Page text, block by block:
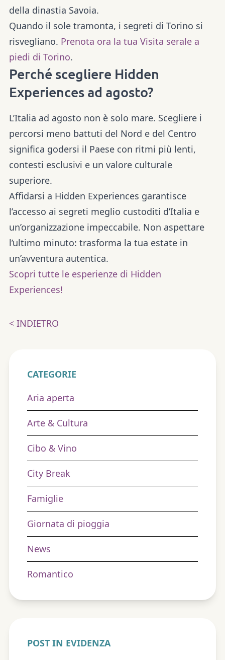
della dinastia Savoia.
Quando il sole tramonta, i segreti di Torino si
risvegliano. Prenota ora la tua Visita serale a
piedi di Torino.
Perché scegliere Hidden
Experiences ad agosto?
L’Italia ad agosto non è solo mare. Scegliere i
percorsi meno battuti del Nord e del Centro
significa godersi il Paese con ritmi più lenti,
contesti esclusivi e un valore culturale
superiore.
Affidarsi a Hidden Experiences garantisce
l’accesso ai segreti meglio custoditi d’Italia e
un’organizzazione impeccabile. Non aspettare
l’ultimo minuto: trasforma la tua estate in
un’avventura autentica.
Scopri tutte le esperienze di Hidden
Experiences!
< INDIETRO
CATEGORIE
Aria aperta
Arte & Cultura
Cibo & Vino
City Break
Famiglie
Giornata di pioggia
News
Romantico
POST IN EVIDENZA